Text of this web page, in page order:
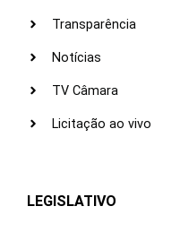
Transparência
Notícias
TV Câmara
Licitação ao vivo
LEGISLATIVO